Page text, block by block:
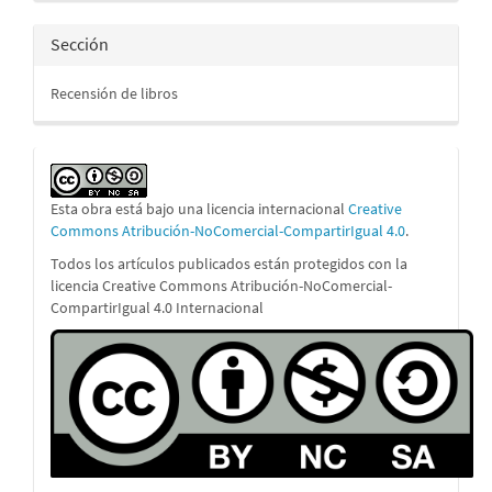
Sección
Recensión de libros
Esta obra está bajo una licencia internacional Creative
Commons Atribución-NoComercial-CompartirIgual 4.0.
Todos los artículos publicados están protegidos con la
licencia Creative Commons Atribución-NoComercial-
CompartirIgual 4.0 Internacional